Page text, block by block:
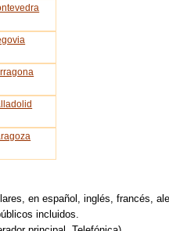
en español, inglés, francés,
incluidos.